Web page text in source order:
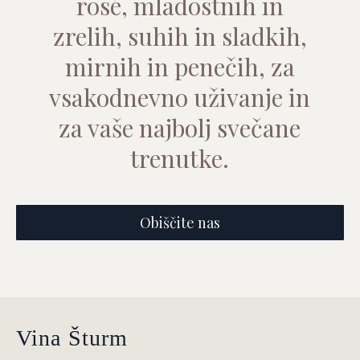
zrelih, suhih in sladkih,
mirnih in penečih, za
vsakodnevno uživanje in
za vaše najbolj svečane
trenutke.
Obiščite nas
Vina Šturm